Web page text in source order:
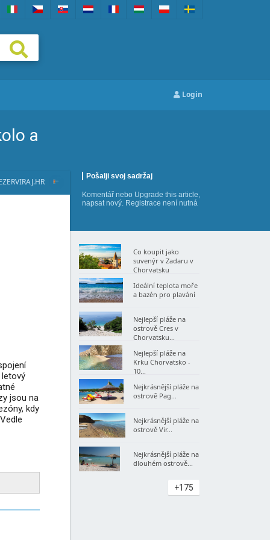
Login
a
Pošalji svoj sadržaj
Komentář nebo Upgrade this article,
napsat nový. Registrace není nutná
letový
jsou na
kdy
Co koupit jako
suvenýr v Zadaru v
Chorvatsku
Ideální teplota moře
a bazén pro plavání
Nejlepší pláže na
ostrově Cres v
Chorvatsku...
Nejlepší pláže na
Krku Chorvatsko -
10...
Nejkrásnější pláže na
ostrově Pag...
Nejkrásnější pláže na
ostrově Vir...
Nejkrásnější pláže na
dlouhém ostrově...
+175